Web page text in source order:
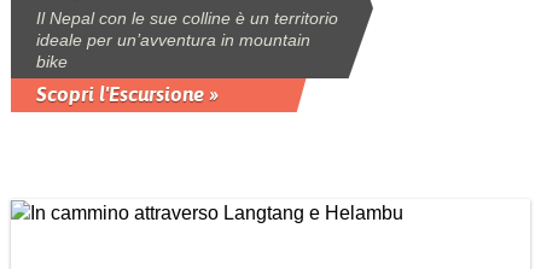
Il Nepal con le sue colline è un territorio
ideale per un’avventura in mountain
bike
Scopri l'Escursione »